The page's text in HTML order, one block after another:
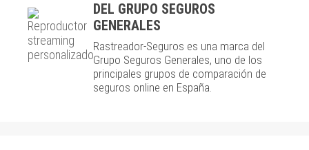
DEL GRUPO SEGUROS
GENERALES
Rastreador-Seguros es una marca del
Grupo Seguros Generales, uno de los
principales grupos de comparación de
seguros online en España.